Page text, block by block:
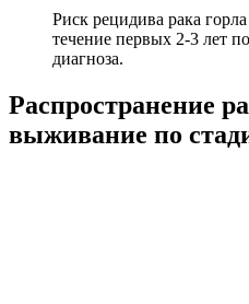
Риск рецидива рака
течение первых 2-3 лет
диагноза.
Распространение
выживание по